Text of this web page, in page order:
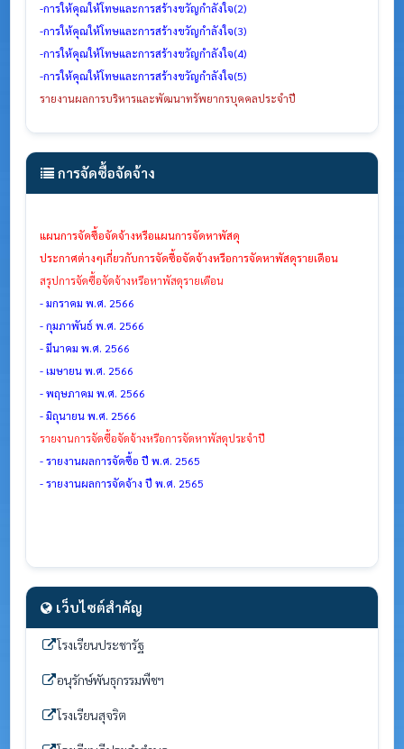
-การให้คุณให้โทษและการสร้างขวัญกำลังใจ(2)
-การให้คุณให้โทษและการสร้างขวัญกำลังใจ(3)
-การให้คุณให้โทษและการสร้างขวัญกำลังใจ(4)
-การให้คุณให้โทษและการสร้างขวัญกำลังใจ(5)
รายงานผลการบริหารและพัฒนาทรัพยากรบุคคลประจำปี
การจัดซื้อจัดจ้าง
แผนการจัดซื้อจัดจ้างหรือแผนการจัดหาพัสดุ
ประกาศต่างๆเกี่ยวกับการจัดซื้อจัดจ้างหรือการจัดหาพัสดุรายเดือน
สรุปการจัดซื้อจัดจ้างหรือหาพัสดุรายเดือน
- มกราคม พ.ศ. 2566
- กุมภาพันธ์ พ.ศ. 2566
- มีนาคม พ.ศ. 2566
- เมษายน พ.ศ. 2566
- พฤษภาคม พ.ศ. 2566
- มิถุนายน พ.ศ. 2566
รายงานการจัดซื้อจัดจ้างหรือการจัดหาพัสดุประจำปี
- รายงานผลการจัดซื้อ ปี พ.ศ. 2565
- รายงานผลการจัดจ้าง ปี พ.ศ. 2565
เว็บไซต์สำคัญ
โรงเรียนประชารัฐ
อนุรักษ์พันธุกรรมพืชฯ
โรงเรียนสุจริต